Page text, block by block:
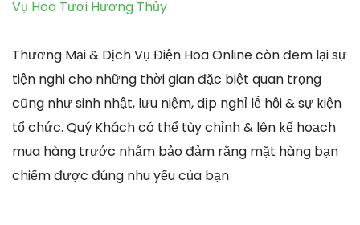
Vụ Hoa Tươi Hương Thủy
Thương Mại & Dịch Vụ Điện Hoa Online còn đem lại sự
tiện nghi cho những thời gian đặc biệt quan trọng
cũng như sinh nhật, lưu niệm, dịp nghỉ lễ hội & sự kiện
tổ chức. Quý Khách có thể tùy chỉnh & lên kế hoạch
mua hàng trước nhằm bảo đảm rằng mặt hàng bạn
chiếm được đúng nhu yếu của bạn